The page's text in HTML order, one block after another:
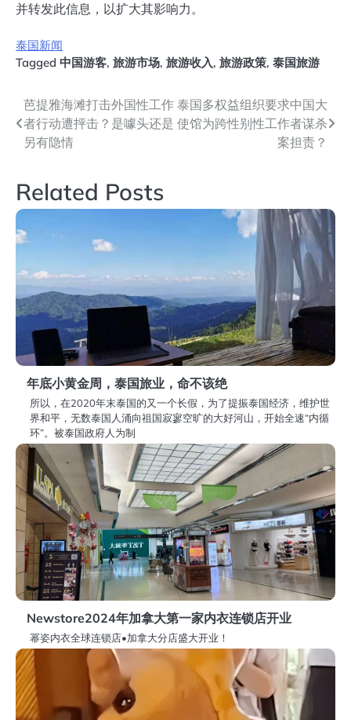
并转发此信息，以扩大其影响力。
泰国新闻
Tagged 中国游客, 旅游市场, 旅游收入, 旅游政策, 泰国旅游
文
章
航
芭提雅海滩打击外国性工作
者行动遭抨击？是噱头还是
另有隐情
泰国多权益组织要求中国大
使馆为跨性别性工作者谋杀
案担责？
Related Posts
年底小黄金周，泰国旅业，命不该绝
所以，在2020年末泰国的又一个长假，为了提振泰国经济，维护世
界和平，无数泰国人涌向祖国寂寥空旷的大好河山，开始全速“内循
环”。被泰国政府人为制
Newstore2024年加拿大第一家内衣连锁店开业
幂姿内衣全球连锁店•加拿大分店盛大开业！